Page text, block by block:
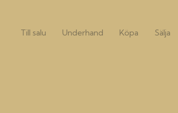
Till salu Underhand Köpa Sälja